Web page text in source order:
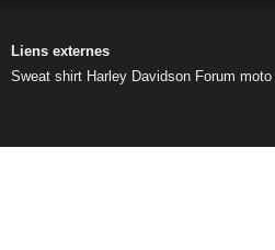
Liens externes
Sweat shirt Harley Davidson Forum moto